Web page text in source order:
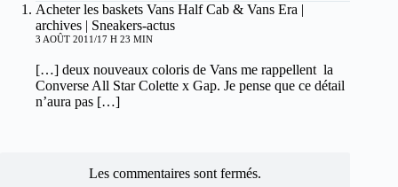
Acheter les baskets Vans Half Cab & Vans Era |
archives | Sneakers-actus
3 AOÛT 2011/17 H 23 MIN
[…] deux nouveaux coloris de Vans me rappellent la
Converse All Star Colette x Gap. Je pense que ce détail
n’aura pas […]
Les commentaires sont fermés.